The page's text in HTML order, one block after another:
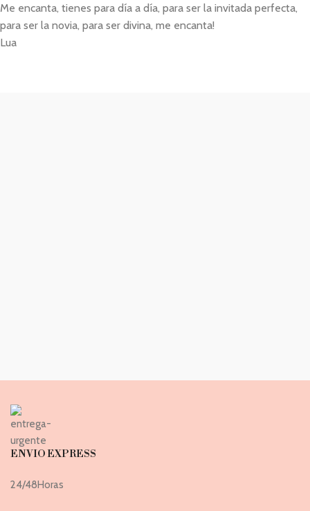
Me encanta, tienes para día a día, para ser la invitada perfecta,
para ser la novia, para ser divina, me encanta!
Lua
ENVIO EXPRESS
24/48Horas